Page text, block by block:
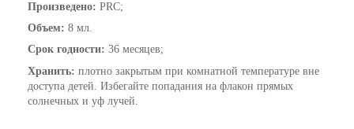
Произведено: PRC;
Объем: 8 мл.
Срок годности: 36 месяцев;
Хранить: плотно закрытым при комнатной температуре вне
доступа детей. Избегайте попадания на флакон прямых
солнечных и уф лучей.